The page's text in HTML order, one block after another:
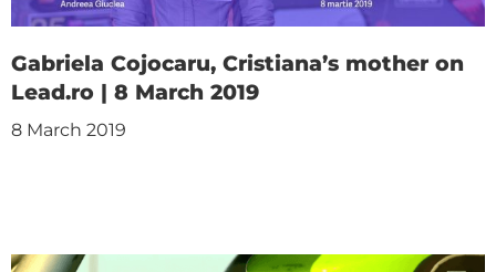
Gabriela Cojocaru, Cristiana’s mother on
Lead.ro | 8 March 2019
8 March 2019